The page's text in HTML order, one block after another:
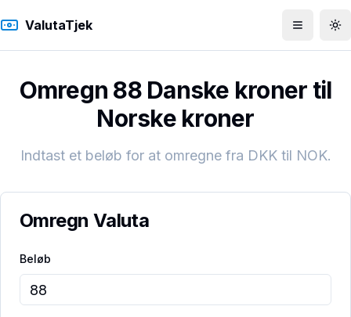
ValutaTjek Åbn menu
Omregn 88 Danske kroner til
Norske kroner
Indtast et beløb for at omregne fra DKKtil NOK.
Omregn Valuta
Beløb